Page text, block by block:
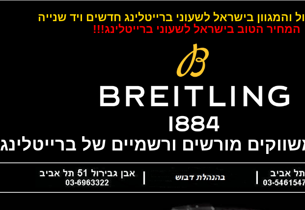
והמגוון בישראל לשעוני ברייטלינג חדשים ויד שנייה
המחיר הטוב בישראל לשעוני ברייטלינג!!!
מורשים ורשמיים של ברייטלינג